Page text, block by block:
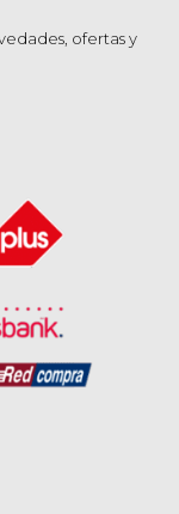
ofertas y